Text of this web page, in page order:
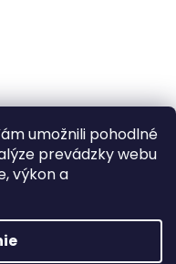
umožnili pohodlné
prevádzky webu
výkon a